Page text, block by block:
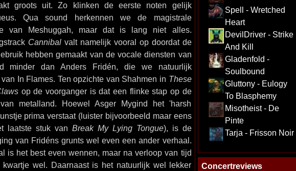
groots uit. Zo klinken de eerste noten gelijk
Qua sound herkennen we de magistrale
van Meshuggah, maar dat is lang niet alles.
Cannibalvalt namelijk vooral op doordat de
hebben gemaakt van de vocale diensten van
minder dan Anders Fridén, die we natuurlijk
In Flames. Ten opzichte van Shahmen in These
op de voorganger is dat een flinke stap op de
metalland. Hoewel Asger Mygind het 'harsh
prima verstaat (luister bijvoorbeeld maar eens
laatste stuk van Break My Lying Tongue), is de
van Fridéns grunts wel even een ander verhaal.
is het best even wennen, maar na verloop van tijd
kwartje wel. Daarnaast is het natuurlijk wel lekker
Spell - Wretched
Heart
DevilDriver - Strike
And Kill
Gladenfold -
Soulbound
Gluttony - Eulogy
To Blasphemy
Misotheist - De
Pinte
Tarja - Frisson Noir
Concertreviews